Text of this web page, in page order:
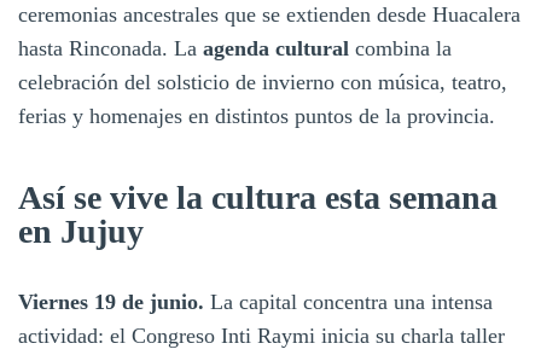
ceremonias ancestrales que se extienden desde Huacalera
hasta Rinconada. La agenda cultural combina la
celebración del solsticio de invierno con música, teatro,
ferias y homenajes en distintos puntos de la provincia.
Así se vive la cultura esta semana
en Jujuy
Viernes 19 de junio. La capital concentra una intensa
actividad: el Congreso Inti Raymi inicia su charla taller